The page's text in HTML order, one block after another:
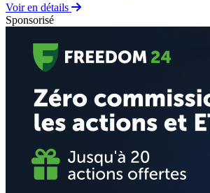
Voir en détails
Sponsorisé